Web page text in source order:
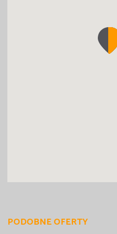
PODOBNE OFERTY